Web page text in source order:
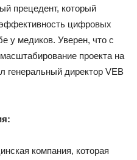
прецедент, который
цифровых
у медиков. Уверен, что с
проекта на
генеральный директор VEB
компания, которая